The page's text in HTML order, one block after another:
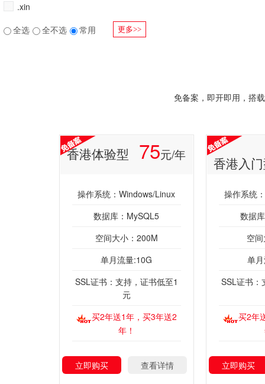
.xin
全选
全不选 常用 更多>>
免备案，即开即用，搭
香港体验型 75元/年
操作系统：Windows/Linux
数据库：MySQL5
空间大小：200M
单月流量:10G
SSL证书：支持，证书低至1
元
买2年送1年，买3年送2
年！
立即购买 查看详情
香港入
操作系统
数据
空
单
SSL证书：
买2年
立即购买